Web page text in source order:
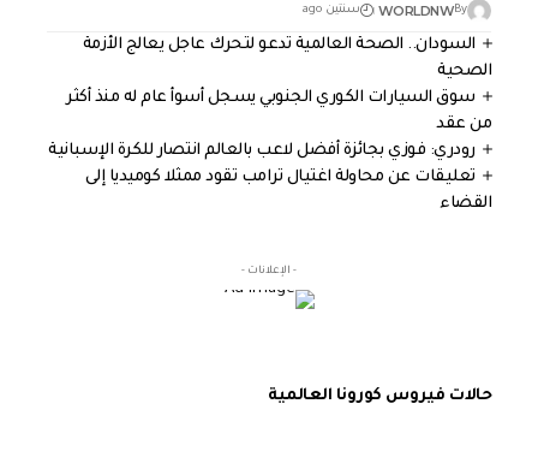
By
WORLDNW سنتين ago
السودان.. الصحة العالمية تدعو لتحرك عاجل يعالج الأزمة
الصحية
سوق السيارات الكوري الجنوبي يسجل أسوأ عام له منذ أكثر
من عقد
رودري: فوزي بجائزة أفضل لاعب بالعالم انتصار للكرة الإسبانية
تعليقات عن محاولة اغتيال ترامب تقود ممثلا كوميديا إلى
القضاء
- الإعلانات -
حالات فيروس كورونا العالمية